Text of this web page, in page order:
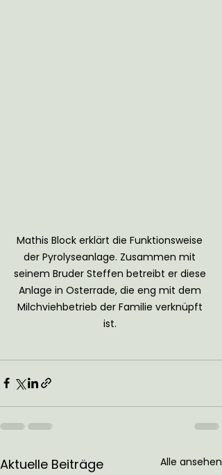
Mathis Block erklärt die Funktionsweise
der Pyrolyseanlage. Zusammen mit
seinem Bruder Steffen betreibt er diese
Anlage in Osterrade, die eng mit dem
Milchviehbetrieb der Familie verknüpft
ist.
Aktuelle Beiträge Alle ansehen